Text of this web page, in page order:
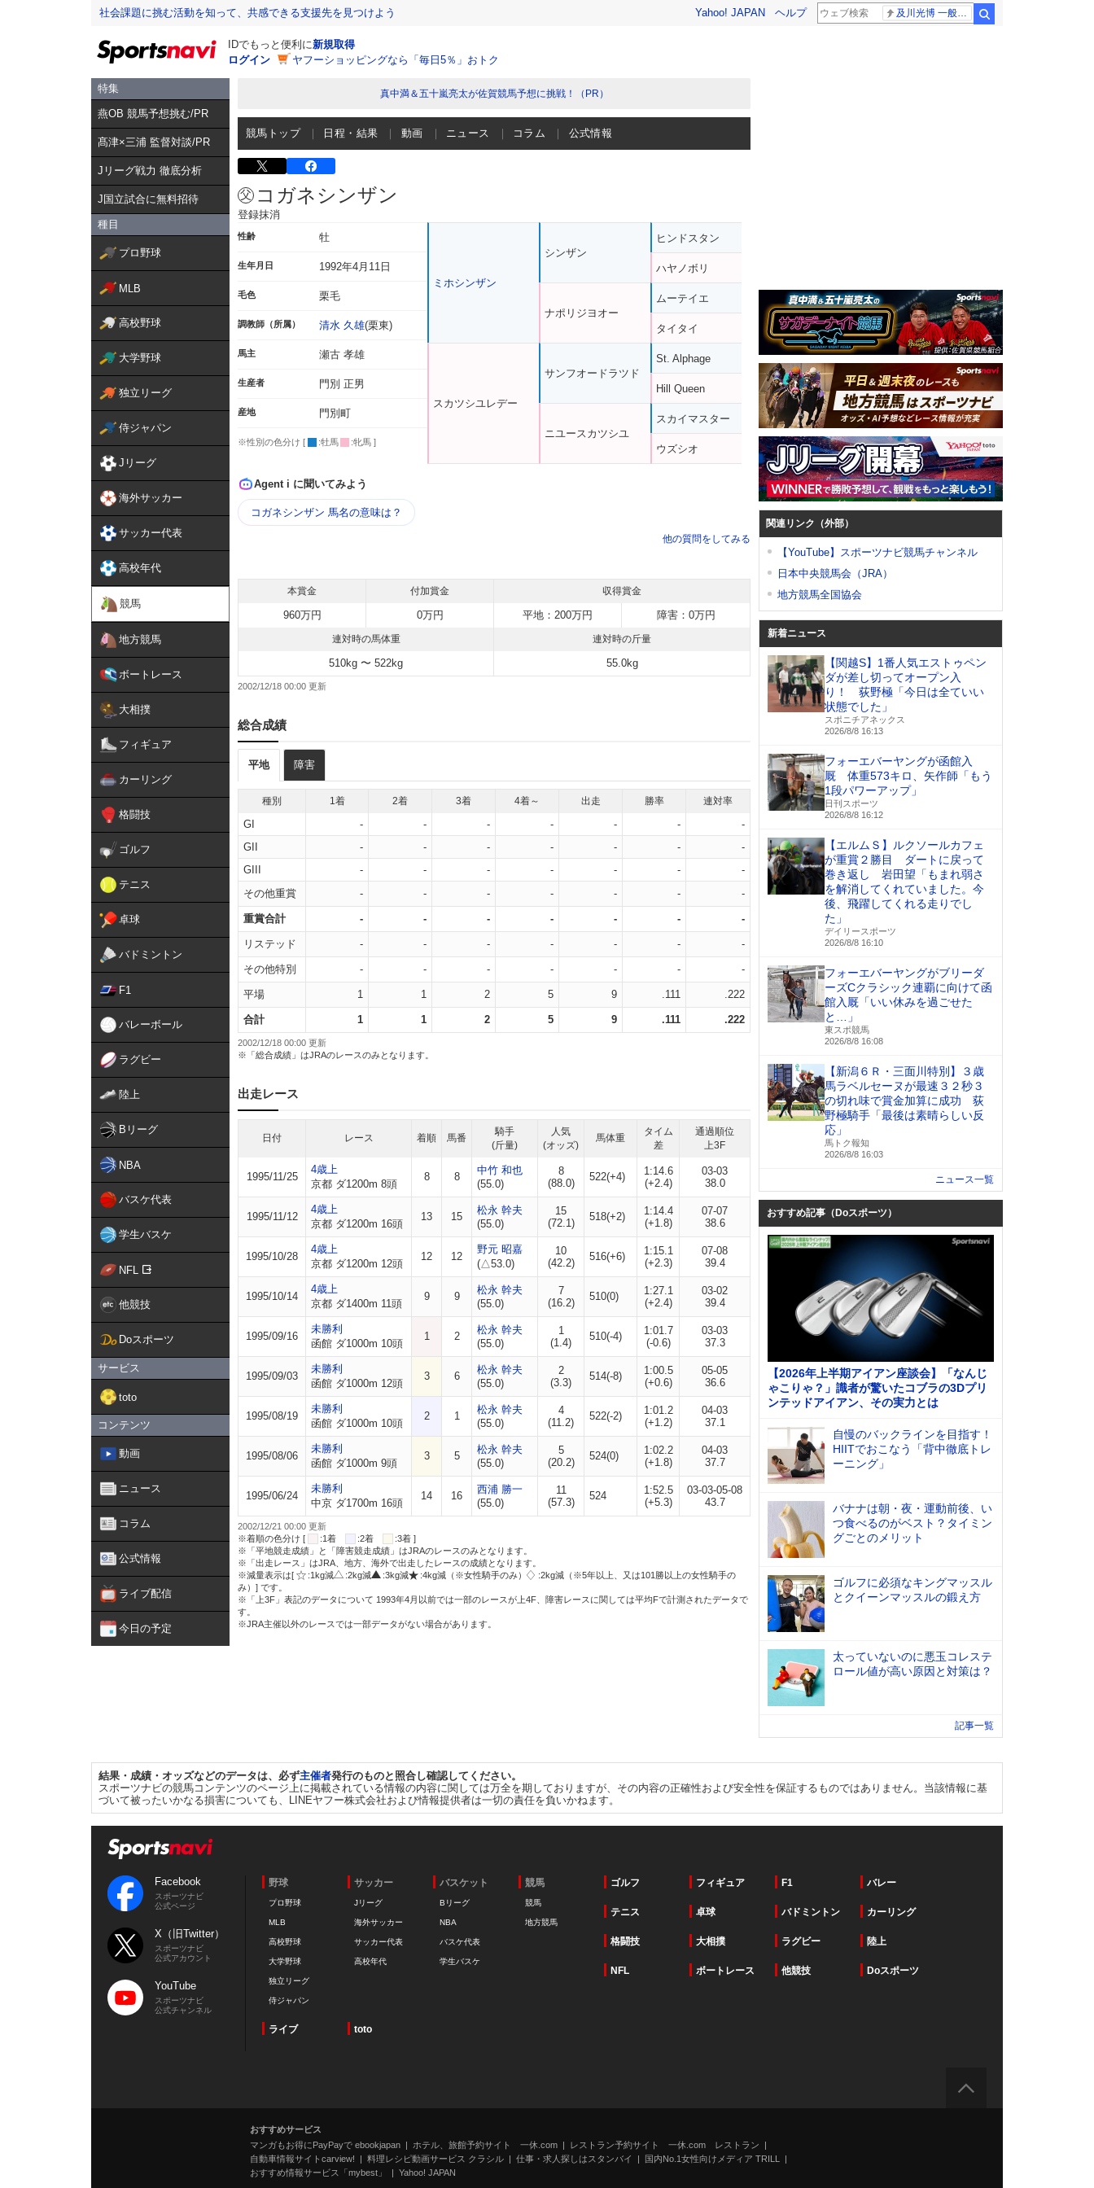
社会課題に挑む活動を知って、共感できる支援先を見つけよう Yahoo! JAPAN ヘルプ
IDでもっと便利に新規取得
ログイン
ヤフーショッピングなら「毎日5％」おトク
特集
燕OB 競馬予想挑む/PR
髙津×三浦 監督対談/PR
Jリーグ戦力 徹底分析
J国立試合に無料招待
種目
プロ野球
MLB
高校野球
大学野球
独立リーグ
侍ジャパン
Jリーグ
海外サッカー
サッカー代表
高校年代
競馬
地方競馬
ボートレース
大相撲
フィギュア
カーリング
格闘技
ゴルフ
テニス
卓球
バドミントン
F1
バレーボール
ラグビー
陸上
Bリーグ
NBA
バスケ代表
学生バスケ
NFL
他競技
Doスポーツ
サービス
toto
コンテンツ
動画
ニュース
コラム
公式情報
ライブ配信
今日の予定
真中満＆五十嵐亮太が佐賀競馬予想に挑戦！（PR）
競馬トップ 日程・結果 動画 ニュース コラム 公式情報
コガネシンザン
登録抹消
性齢 牡
生年月日 1992年4月11日
毛色 栗毛
調教師（所属） 清水 久雄(栗東)
馬主 瀬古 孝雄
生産者 門別 正男
産地 門別町
※性別の色分け [ :牡馬 :牝馬 ]
ミホシンザン
スカツシユレデー
シンザン
ナポリジヨオー
サンフオードラツド
ニユースカツシユ
ヒンドスタン
ハヤノボリ
ムーテイエ
タイタイ
St. Alphage
Hill Queen
スカイマスター
ウズシオ
Agent i に聞いてみよう
コガネシンザン 馬名の意味は？
他の質問をしてみる
本賞金 付加賞金 収得賞金
960万円 0万円 平地：200万円 障害：0万円
連対時の馬体重 連対時の斤量
510kg 〜 522kg 55.0kg
2002/12/18 00:00
総合成績
平地 障害
種別 1着 2着 3着 4着～ 出走 勝率 連対率
GI - - - - - -
-
GII
- - - - - -
-
GIII
- - - - - -
-
その他重賞
- - - - - - -
重賞合計 - - - - - - -
リステッド - - - - - - -
その他特別 - - - - - - -
平場 1 1 2 5 9 .111 .222
合計 1 1 2 5 9 .111 .222
2002/12/18 00:00 更新
※「総合成績」はJRAのレースのみとなります。
出走レース
日付 レース 着順 馬番
騎手
(斤量)
人気
(オッズ)
馬体重
タイム
差
通過順位
上3F
1995/11/25
4歳上
京都 ダ1200m 8頭
8 8
中竹 和也
(55.0)
8
(88.0)
522(+4)
1:14.6
(+2.4)
03-03
38.0
1995/11/12
4歳上
京都 ダ1200m 16頭
13 15
松永 幹夫
(55.0)
15
(72.1)
518(+2)
1:14.4
(+1.8)
07-07
38.6
1995/10/28
4歳上
京都 ダ1200m 12頭
12 12
野元 昭嘉
(△53.0)
10
(42.2)
516(+6)
1:15.1
(+2.3)
07-08
39.4
1995/10/14
4歳上
京都 ダ1400m 11頭
9 9
松永 幹夫
(55.0)
7
(16.2)
510(0)
1:27.1
(+2.4)
03-02
39.4
1995/09/16
未勝利
函館 ダ1000m 10頭
1 2
松永 幹夫
(55.0)
1
(1.4)
510(-4)
1:01.7
(-0.6)
03-03
37.3
1995/09/03
未勝利
函館 ダ1000m 12頭
3 6
松永 幹夫
(55.0)
2
(3.3)
514(-8)
1:00.5
(+0.6)
05-05
36.6
1995/08/19
未勝利
函館 ダ1000m 10頭
2 1
松永 幹夫
(55.0)
4
(11.2)
522(-2)
1:01.2
(+1.2)
04-03
37.1
1995/08/06
未勝利
函館 ダ1000m 9頭
3 5
松永 幹夫
(55.0)
5
(20.2)
524(0)
1:02.2
(+1.8)
04-03
37.7
1995/06/24
未勝利
中京 ダ1700m 16頭
14 16
西浦 勝一
(55.0)
11
(57.3)
524
1:52.5
(+5.3)
03-03-05-08
43.7
2002/12/21 00:00 更新
※着順の色分け [
:1着 :2着
:3着 ]
※「平地競走成績」と「障害競走成績」はJRAのレースのみとなります。
※「出走レース」はJRA、地方、海外で出走したレースの成績となります。
※減量表示は[
:1kg減 :2kg減 :3kg減 :4kg減（※女性騎手のみ）
:2kg減（※5年以上、又は101勝以上の女性騎手の
み）] です。
※「上3F」表記のデータについて 1993年4月以前では一部のレースが上4F、障害レースに関しては平均Fで計測されたデータで
す。
※JRA主催以外のレースでは一部データがない場合があります。
関連リンク（外部）
【YouTube】スポーツナビ競馬チャンネル
日本中央競馬会（JRA）
地方競馬全国協会
新着ニュース
【関越S】1番人気エストゥペン
ダが差し切ってオープン入
り！ 荻野極「今日は全ていい
状態でした」
スポニチアネックス
2026/8/8 16:13
フォーエバーヤングが函館入
厩 体重573キロ、矢作師「もう
1段パワーアップ」
日刊スポーツ
2026/8/8 16:12
【エルムＳ】ルクソールカフェ
が重賞２勝目 ダートに戻って
巻き返し 岩田望「もまれ弱さ
を解消してくれていました。今
後、飛躍してくれる走りでし
た」
デイリースポーツ
2026/8/8 16:10
フォーエバーヤングがブリーダ
ーズCクラシック連覇に向けて函
館入厩「いい休みを過ごせた
と…」
東スポ競馬
2026/8/8 16:08
【新潟６Ｒ・三面川特別】３歳
馬ラベルセーヌが最速３２秒３
の切れ味で賞金加算に成功 荻
野極騎手「最後は素晴らしい反
応」
馬トク報知
2026/8/8 16:03
ニュース一覧
おすすめ記事（Doスポーツ）
【2026年上半期アイアン座談会】「なんじ
ゃこりゃ？」識者が驚いたコブラの3Dプリ
ンテッドアイアン、その実力とは
自慢のバックラインを目指す！
HIITでおこなう「背中徹底トレ
ーニング」
バナナは朝・夜・運動前後、い
つ食べるのがベスト？タイミン
グごとのメリット
ゴルフに必須なキングマッスル
とクイーンマッスルの鍛え方
太っていないのに悪玉コレステ
ロール値が高い原因と対策は？
記事一覧
結果・成績・オッズなどのデータは、必ず主催者発行のものと照合し確認してください。
スポーツナビの競馬コンテンツのページ上に掲載されている情報の内容に関しては万全を期しておりますが、その内容の正確性および安全性を保証するものではありません。当該情報に基
づいて被ったいかなる損害についても、LINEヤフー株式会社および情報提供者は一切の責任を負いかねます。
Facebook
スポーツナビ
公式ページ
X（旧Twitter）
スポーツナビ
公式アカウント
YouTube
スポーツナビ
公式チャンネル
野球
プロ野球
MLB
高校野球
大学野球
独立リーグ
侍ジャパン
サッカー
Jリーグ
海外サッカー
サッカー代表
高校年代
バスケット
Bリーグ
NBA
バスケ代表
学生バスケ
競馬
競馬
地方競馬
ゴルフ フィギュア F1 バレー
テニス 卓球 バドミントン カーリング
格闘技 大相撲 ラグビー 陸上
NFL ボートレース 他競技 Doスポーツ
ライブ toto
おすすめサービス
マンガもお得にPayPayで ebookjapan
ホテル、旅館予約サイト 一休.com
レストラン予約サイト 一休.com レストラン
自動車情報サイトcarview!
料理レシピ動画サービス クラシル 仕事・求人探しはスタンバイ
国内No.1女性向けメディア TRILL
おすすめ情報サービス「mybest」
Yahoo! JAPAN